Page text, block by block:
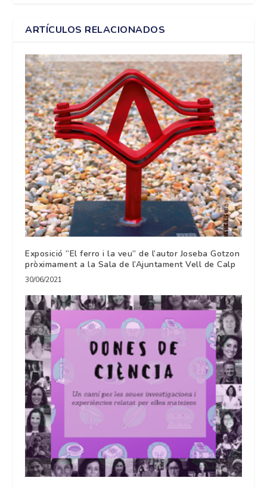
ARTÍCULOS RELACIONADOS
Exposició “El ferro i la veu” de l’autor Joseba Gotzon
pròximament a la Sala de l’Ajuntament Vell de Calp
30/06/2021